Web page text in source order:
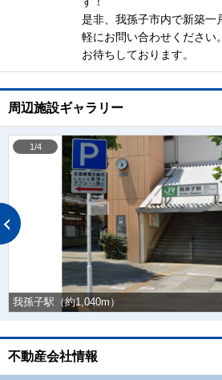
是非、我孫子市内で新築一
軽にお問い合わせください。
お待ちしております。
周辺施設ギャラリー
我孫子駅（約1,040m）
1/4
不動産会社情報